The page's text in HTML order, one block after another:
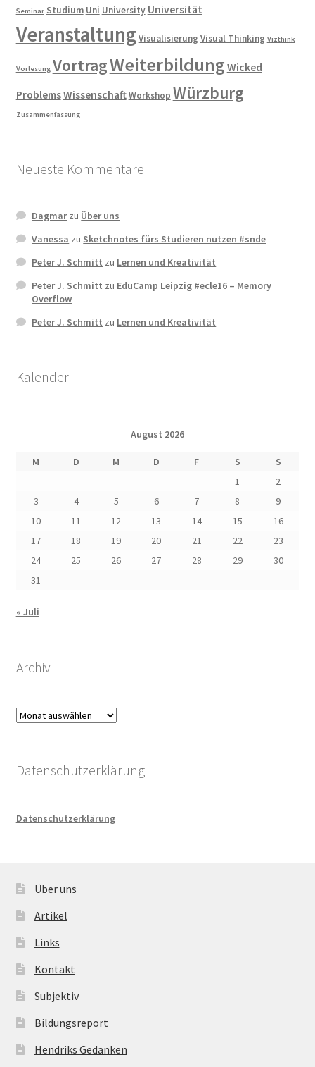
Seminar Studium Uni University Universität
VeranstaltungVisualisierung Visual Thinking Vizthink
Vorlesung VortragWeiterbildung Wicked
ProblemsWissenschaftWorkshop Würzburg
Zusammenfassung
Neueste Kommentare
Dagmarzu Über uns
Vanessa zu Sketchnotes fürs Studieren nutzen #snde
Peter J. Schmitt zu Lernen und Kreativität
Peter J. Schmitt zu EduCamp Leipzig #ecle16 – Memory
Overflow
Peter J. Schmitt zu Lernen und Kreativität
Kalender
August 2026
M D M D F S
S
1
2
3
4 5 6 7 8
9
10
11 12 13 14 15
16
17
18 19 20 21 22
23
24
25 26 27 28 29
30
31
« Juli
Archiv
Archiv
Datenschutzerklärung
Datenschutzerklärung
Über uns
Artikel
Links
Kontakt
Subjektiv
Bildungsreport
Hendriks Gedanken